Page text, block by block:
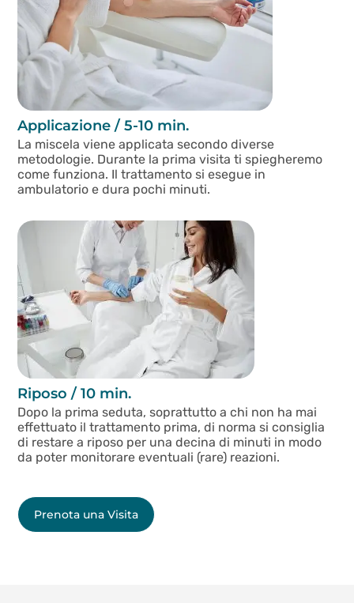
Applicazione / 5-10 min.
La miscela viene applicata secondo diverse
metodologie. Durante la prima visita ti spiegheremo
come funziona. Il trattamento si esegue in
ambulatorio e dura pochi minuti.
Riposo / 10 min.
Dopo la prima seduta, soprattutto a chi non ha mai
effettuato il trattamento prima, di norma si consiglia
di restare a riposo per una decina di minuti in modo
da poter monitorare eventuali (rare) reazioni.
Prenota una Visita